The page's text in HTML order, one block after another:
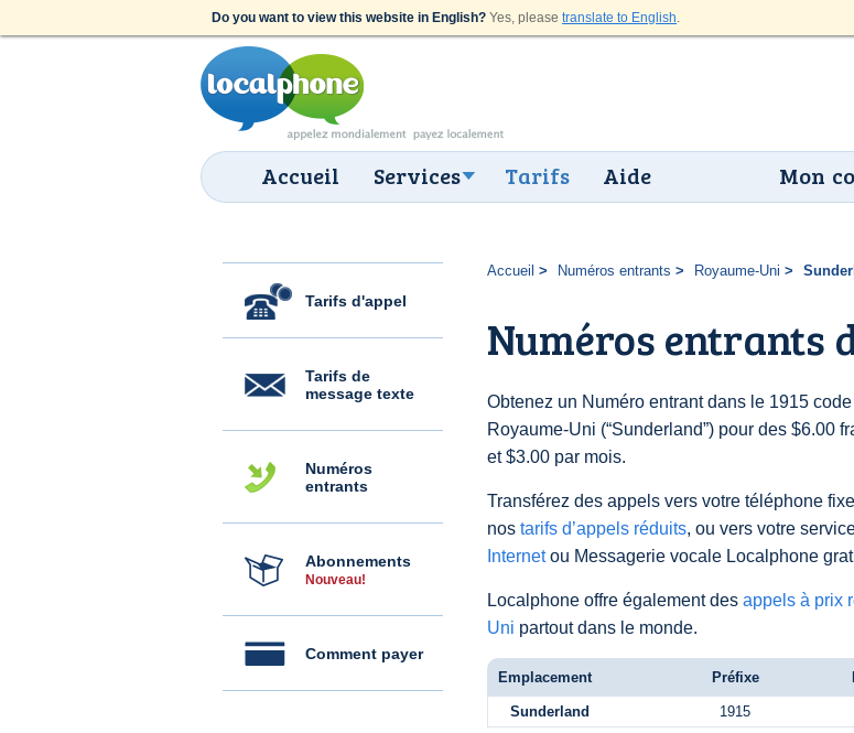
Do you want to view this website in English? Yes, please translate to English.
Accueil Services Tarifs Aide Mon
Tarifs d'appel
Tarifs de
message texte
Numéros
entrants
Abonnements
Nouveau!
Comment payer
Accueil Numéros entrants Royaume-Uni
Numéros entrants
Obtenez un Numéro entrant dans le 1915
Royaume-Uni (“Sunderland”) pour des $6.00
et $3.00 par mois.
Transférez des appels vers votre téléphone
nos tarifs d’appels réduits, ou vers votre
Internetou Messagerie vocale Localphone
Localphone offre également des appels à prix
Uni partout dans le monde.
Emplacement Préfixe
Sunderland 1915